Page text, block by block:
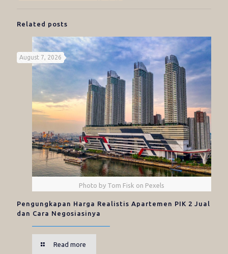
Related posts
Photo by Tom Fisk on Pexels
August 7, 2026
Pengungkapan Harga Realistis Apartemen PIK 2 Jual
dan Cara Negosiasinya
Read more